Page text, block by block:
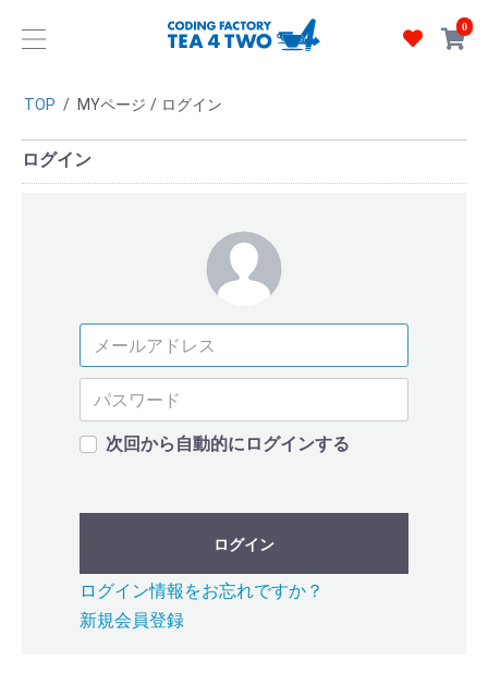
0
TOP / MYページ / ログイン
ログイン
次回から自動的にログインする
ログイン
ログイン情報をお忘れですか？
新規会員登録